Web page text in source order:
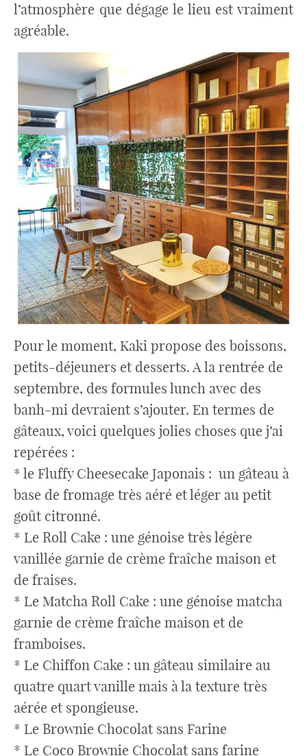
l’atmosphère que dégage le lieu est vraiment
agréable.
Pour le moment, Kaki propose des boissons,
petits-déjeuners et desserts. A la rentrée de
septembre, des formules lunch avec des
banh-mi devraient s’ajouter. En termes de
gâteaux, voici quelques jolies choses que j’ai
repérées :
* le Fluffy Cheesecake Japonais : un gâteau à
base de fromage très aéré et léger au petit
goût citronné.
* Le Roll Cake : une génoise très légère
vanillée garnie de crème fraîche maison et
de fraises.
* Le Matcha Roll Cake : une génoise matcha
garnie de crème fraîche maison et de
framboises.
* Le Chiffon Cake : un gâteau similaire au
quatre quart vanille mais à la texture très
aérée et spongieuse.
* Le Brownie Chocolat sans Farine
* Le Coco Brownie Chocolat sans farine